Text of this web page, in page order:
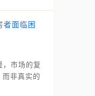
者面临困
市场的复
非真实的